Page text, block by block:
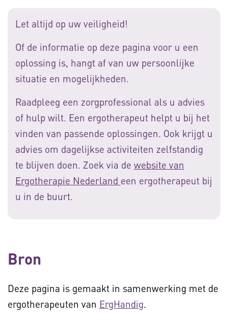
Let altijd op uw veiligheid!
Of de informatie op deze pagina voor u een
oplossing is, hangt af van uw persoonlijke
situatie en mogelijkheden.
Raadpleeg een zorgprofessional als u advies
of hulp wilt. Een ergotherapeut helpt u bij het
vinden van passende oplossingen. Ook krijgt u
advies om dagelijkse activiteiten zelfstandig
te blijven doen. Zoek via de website van
Ergotherapie Nederland een ergotherapeut bij
u in de buurt.
Bron
Deze pagina is gemaakt in samenwerking met de
ergotherapeuten van ErgHandig.